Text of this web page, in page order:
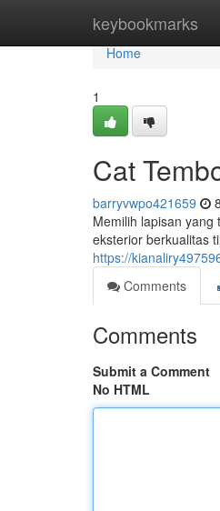
keybookmarks
Home
Home
1
Cat
barryvwpo421659
Memilih lapisan
eksterior berkualitas
https://
Comments
Comments
Submit a Comment
No HTML